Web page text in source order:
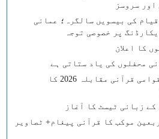
سروسز
کی بیسویں سالگرہ؛ عمانی
پر خصوصی توجہ
کا اعلان
محفلوں کی یاد ستاتی ہے
سلطان قابوس بین الاقوامی قرآنی مقابلہ 2026 کا
زبانی ٹیسٹ کا آغاز
موکب کا قرآنی پیغام+ ٹصاویر